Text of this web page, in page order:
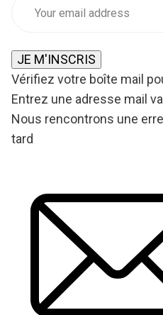
JE M'INSCRIS
Vérifiez votre boîte mail
Entrez une adresse mail
Nous rencontrons une
tard